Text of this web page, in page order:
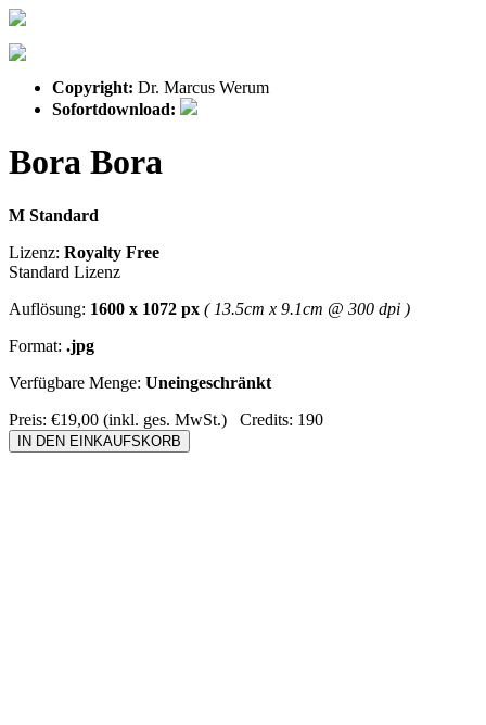
Copyright: Dr. Marcus Werum
Sofortdownload:
Bora Bora
M Standard
Lizenz: Royalty Free
Standard Lizenz
Auflösung: 1600 x 1072 px ( 13.5cm x 9.1cm @ 300 dpi )
Format: .jpg
Verfügbare Menge: Uneingeschränkt
Preis: €19,00 (inkl. ges. MwSt.) Credits: 190